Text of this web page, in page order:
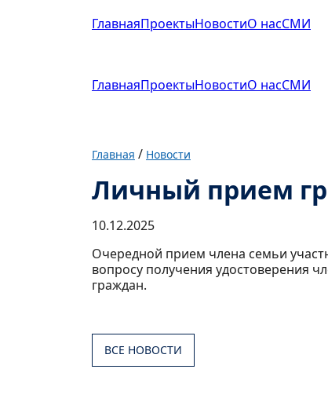
ГлавнаяПроектыНовостиО насСМИ
ГлавнаяПроектыНовостиО насСМИ
Главная / Новости
Личный прием
10.12.2025
Очередной прием члена семьи
вопросу получения удостоверения
граждан.
ВСЕ НОВОСТИ